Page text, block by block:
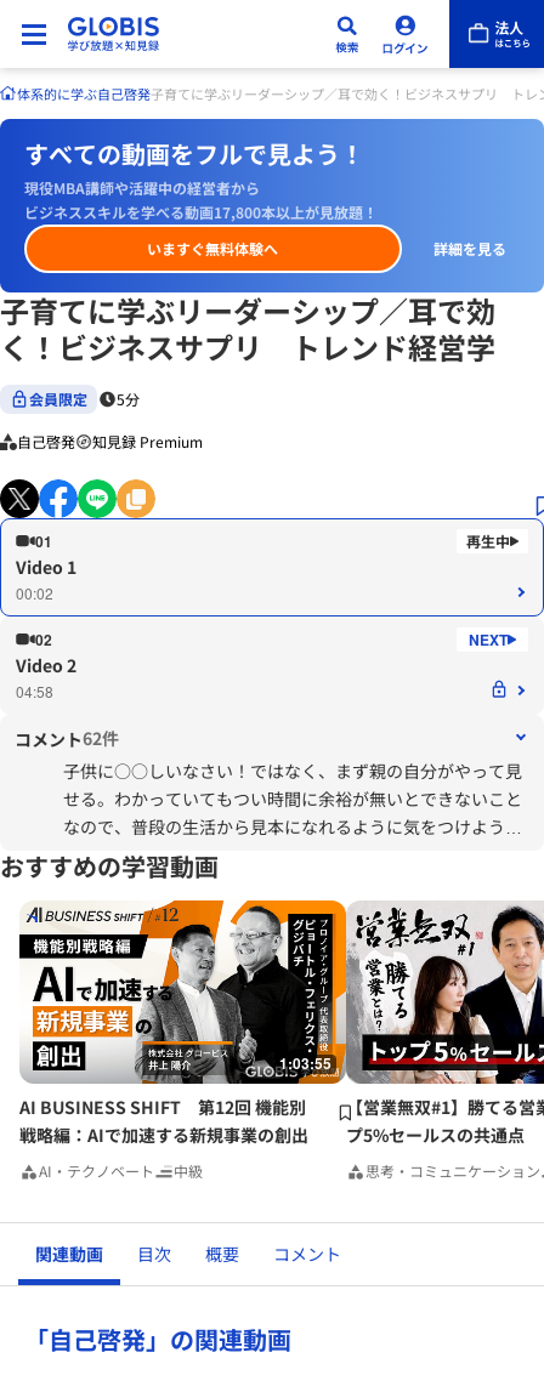
体系的に学ぶ自己啓発子育てに学ぶリーダーシップ／耳で効く！ビジネスサプリ トレ
すべての動画をフルで見よう！
現役MBA講師や活躍中の経営者から
ビジネススキルを学べる動画17,800本以上が見放題！
いますぐ無料体験へ
詳細を見る
子育てに学ぶリーダーシップ／耳で効
く！ビジネスサプリ トレンド経営学
会員限定 5分
自己啓発 知見録 Premium
01
Video 1
00:02
02
Video 2
04:58
コメント62件
子供に○○しいなさい！ではなく、まず親の自分がやって見
せる。わかっていてもつい時間に余裕が無いとできないこと
なので、普段の生活から見本になれるように気をつけようと
思いました。
おすすめの学習動画
1:03:55
AI BUSINESS SHIFT 第12回 機能別
戦略編：AIで加速する新規事業の創出
AI・テクノベート 中級
【営業無双#1】勝てる営
プ5%セールスの共通点
思考・コミュニケーション
関連動画 目次 概要 コメント
「自己啓発」の関連動画